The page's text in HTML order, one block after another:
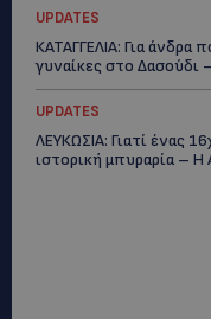
UPDATES
ΚΑΤΑΓΓΕΛΙΑ: Για άνδρα
γυναίκες στο Δασούδι
UPDATES
ΛΕΥΚΩΣΙΑ: Γιατί ένας
ιστορική μπυραρία – Η